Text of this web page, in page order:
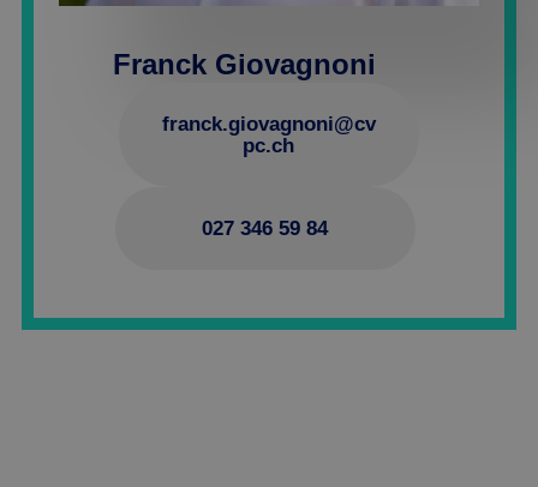
Franck Giovagnoni
franck.giovagnoni@cv
pc.ch
027 346 59 84